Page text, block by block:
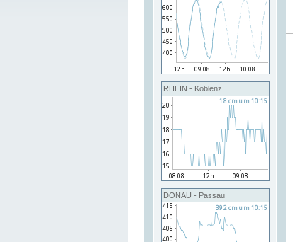
RHEIN - Koblenz
DONAU - Passau